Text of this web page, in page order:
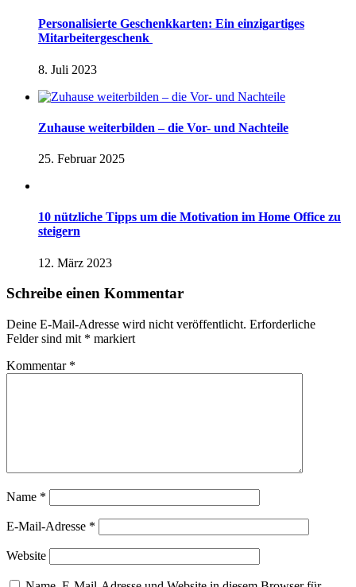
Personalisierte Geschenkkarten: Ein einzigartiges
Mitarbeitergeschenk
8. Juli 2023
Zuhause weiterbilden – die Vor- und Nachteile
25. Februar 2025
10 nützliche Tipps um die Motivation im Home Office zu
steigern
12. März 2023
Schreibe einen Kommentar
Deine E-Mail-Adresse wird nicht veröffentlicht. Erforderliche
Felder sind mit * markiert
Kommentar *
Name *
E-Mail-Adresse *
Website